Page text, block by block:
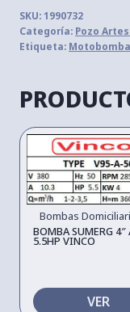
SKU: 1990732
Categoría: Pozo
Etiqueta:
Bombas
BOMBA SUMERG 4″
5.5HP VINCO
VER